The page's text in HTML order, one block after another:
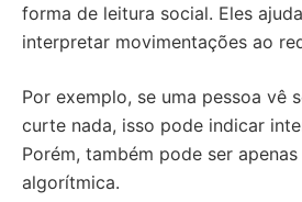
forma de leitura social. Eles
interpretar movimentações ao
Por exemplo, se uma pessoa vê
curte nada, isso pode indicar
Porém, também pode ser
algorítmica.